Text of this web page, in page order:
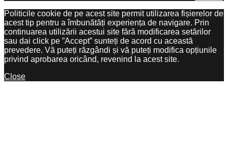
Politicile cookie de pe acest site permit utilizarea fișierelor de
acest tip pentru a îmbunătăți experiența de navigare. Prin
continuarea utilizării acestui site fără modificarea setărilor
sau dai click pe ”Accept” sunteți de acord cu această
prevedere. Vă puteți răzgândi și vă puteți modifica opțiunile
privind aprobarea oricând, revenind la acest site.
Close